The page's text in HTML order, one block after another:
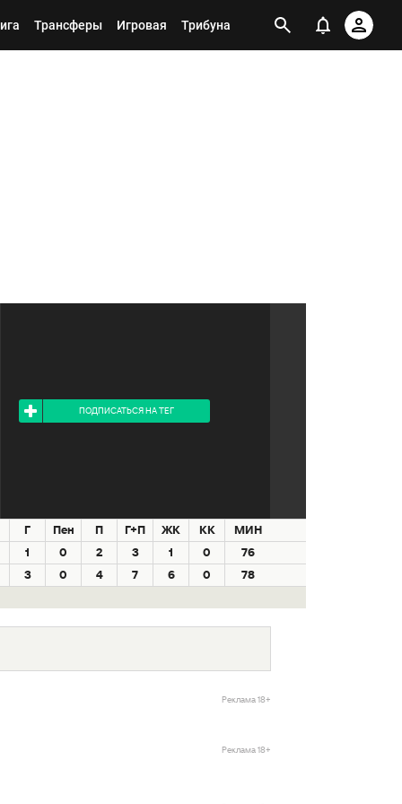
Трансферы Игровая Трибуна
ПОДПИСАТЬСЯ НА ТЕГ
Г Пен П Г+П ЖК КК
МИН
1 0 2 3 1 0
76
3 0 4 7 6 0 78
Реклама 18+
Реклама 18+